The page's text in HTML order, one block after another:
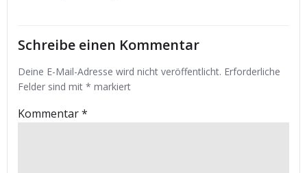
Schreibe einen Kommentar
Deine E-Mail-Adresse wird nicht veröffentlicht. Erforderliche
Felder sind mit * markiert
Kommentar*